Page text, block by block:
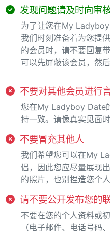
发现问题请及时向审
为了让您在My Ladyboy
我们时刻准备着为您提
的会员时，请不要回复
可以先屏蔽该会员，然
不要对其他会员进行
您在My Ladyboy Date
持一致。请像真实见面
不要冒充其他人
我们希望您可以在My
侣，因此您应尽量展现
的照片，也别捏造您个
请不要公开发布您的
不要在您的个人资料或
（电子邮件、电话号码